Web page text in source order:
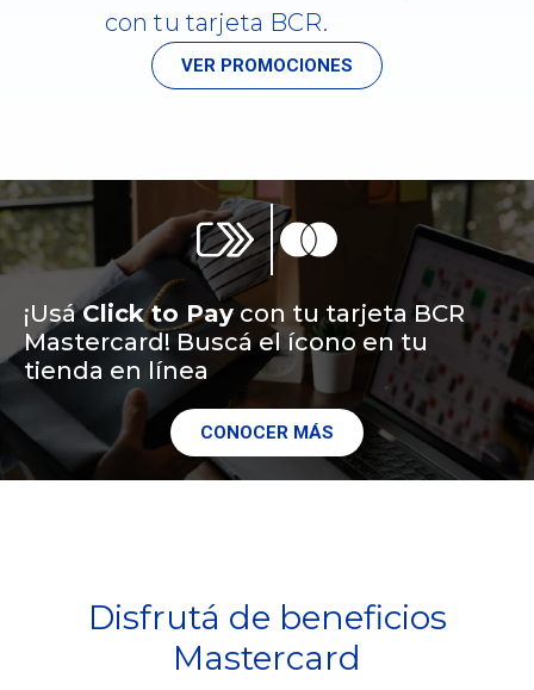
con tu tarjeta BCR.
VER PROMOCIONES
¡UsáClick to Pay con tu tarjeta BCR
Mastercard! Buscá el ícono en tu
tienda en línea
CONOCER MÁS
Disfrutá de beneficios
Mastercard